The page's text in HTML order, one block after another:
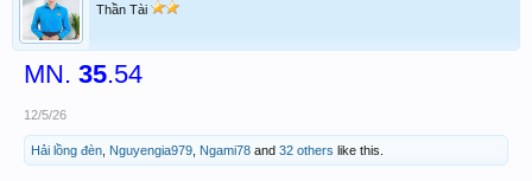
Thần Tài
MN. 35.54
12/5/26
Hải lồng đèn Nguyengia979 Ngami78 and 32 others like this.